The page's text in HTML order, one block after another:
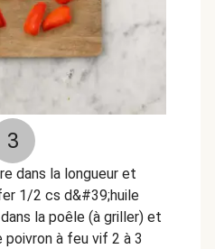
3
dans la longueur et
1/2 cs d&#39;huile
la poêle (à griller) et
à feu vif 2 à 3